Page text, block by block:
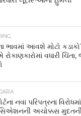
ભાવમાં આવશે મોટો
રોકાણકારોમાં વધારી
નવા પરિપત્રના
અચોક્કસ